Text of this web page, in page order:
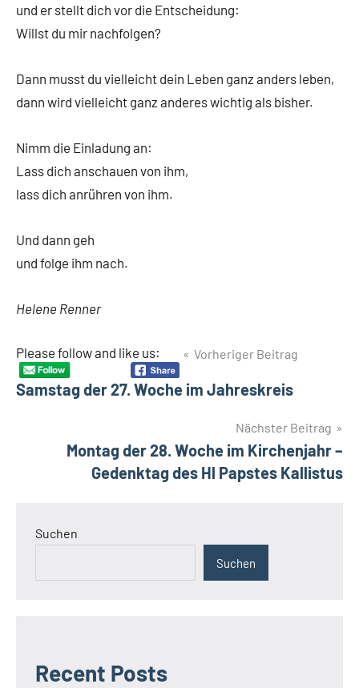
und er stellt dich vor die Entscheidung:
Willst du mir nachfolgen?
Dann musst du vielleicht dein Leben ganz anders leben,
dann wird vielleicht ganz anderes wichtig als bisher.
Nimm die Einladung an:
Lass dich anschauen von ihm,
lass dich anrühren von ihm.
Und dann geh
und folge ihm nach.
Helene Renner
Please follow and like us:
BeitragsnavigationVorheriger Beitrag
Samstag der 27. Woche im Jahreskreis
Nächster Beitrag
Montag der 28. Woche im Kirchenjahr –
Gedenktag des Hl Papstes Kallistus
Suchen
Suchen
Recent Posts